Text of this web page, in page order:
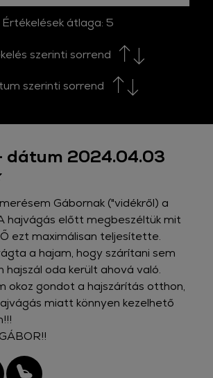
Értékelések átlaga: 5
szerinti sorrend
szerinti sorrend
dátum 2024.04.03
Gábornak ("vidékről) a
hajvágás előtt megbeszéltük mit
ezt maximálisan teljesítette.
a hajam, hogy szárítani sem
hajszál oda került ahová való.
okoz gondot a hajszárítás otthon,
miatt könnyen kezelhető